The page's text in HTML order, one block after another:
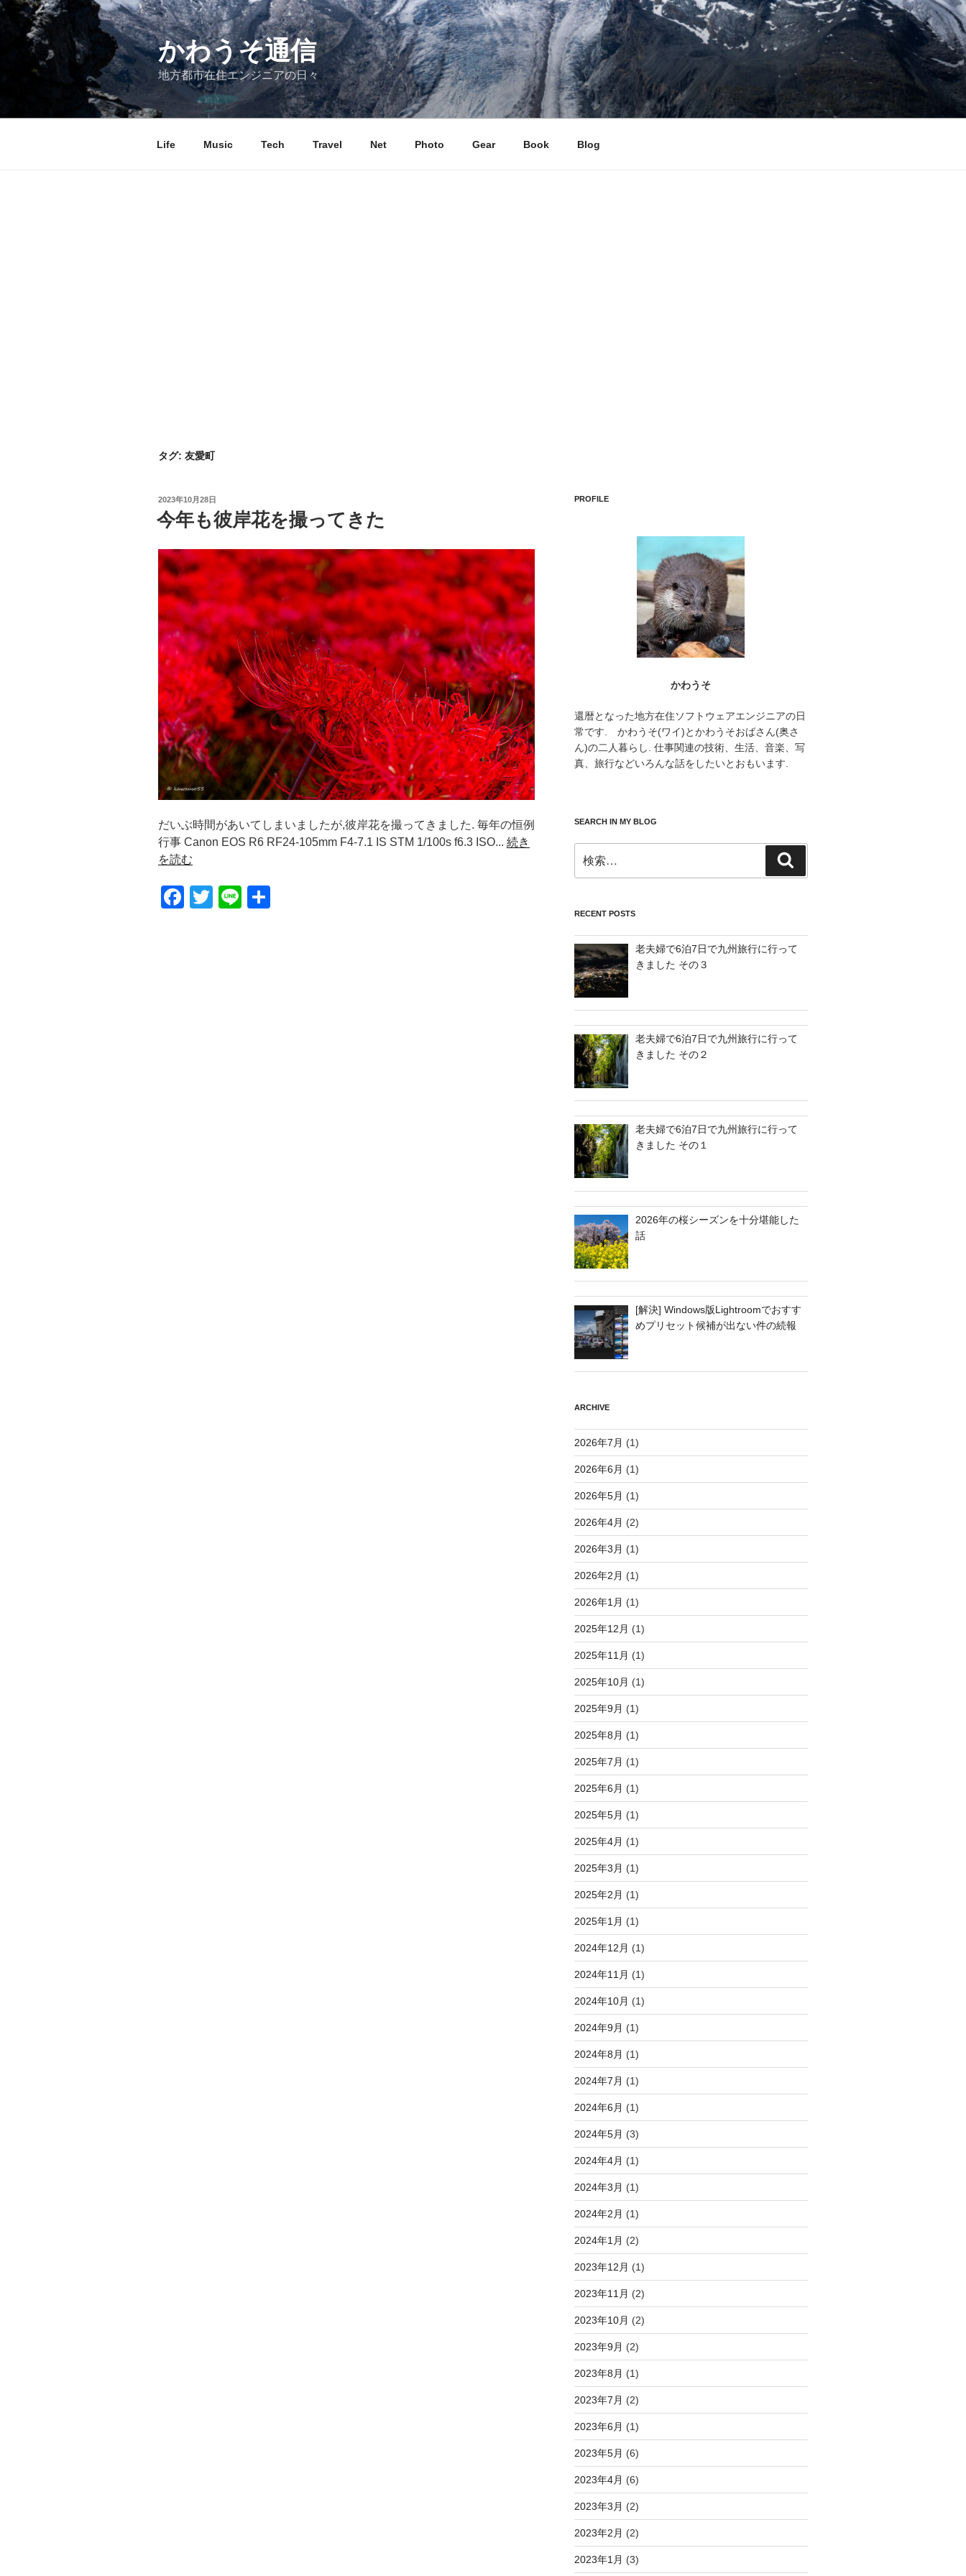
コ
かわうそ通信
地方都市在住エンジニアの日々
Life Music Tech Travel Net Photo Gear Book Blog
タグ: 友愛町
投
稿
日:
2023年10月28日
今年も彼岸花を撮ってきた
だいぶ時間があいてしまいましたが,彼岸花を撮ってきました. 毎年の恒例
行事 Canon EOS R6 RF24-105mm F4-7.1 IS STM 1/100s f6.3 ISO... 続き
を読む
F
T
Li
PROFILE
かわうそ
還暦となった地方在住ソフトウェアエンジニアの日
常です. かわうそ(ワイ)とかわうそおばさん(奥さ
ん)の二人暮らし. 仕事関連の技術、生活、音楽、写
真、旅行などいろんな話をしたいとおもいます.
SEARCH IN MY BLOG
索:
索
RECENT POSTS
老夫婦で6泊7日で九州旅行に行って
きました その３
老夫婦で6泊7日で九州旅行に行って
きました その２
老夫婦で6泊7日で九州旅行に行って
きました その１
2026年の桜シーズンを十分堪能した
話
[解決] Windows版Lightroomでおすす
めプリセット候補が出ない件の続報
ARCHIVE
2026年7月 (1)
2026年6月 (1)
2026年5月 (1)
2026年4月 (2)
2026年3月 (1)
2026年2月 (1)
2026年1月 (1)
2025年12月 (1)
2025年11月 (1)
2025年10月 (1)
2025年9月 (1)
2025年8月 (1)
2025年7月 (1)
2025年6月 (1)
2025年5月 (1)
2025年4月 (1)
2025年3月 (1)
2025年2月 (1)
2025年1月 (1)
2024年12月 (1)
2024年11月 (1)
2024年10月 (1)
2024年9月 (1)
2024年8月 (1)
2024年7月 (1)
2024年6月 (1)
2024年5月 (3)
2024年4月 (1)
2024年3月 (1)
2024年2月 (1)
2024年1月 (2)
2023年12月 (1)
2023年11月 (2)
2023年10月 (2)
2023年9月 (2)
2023年8月 (1)
2023年7月 (2)
2023年6月 (1)
2023年5月 (6)
2023年4月 (6)
2023年3月 (2)
2023年2月 (2)
2023年1月 (3)